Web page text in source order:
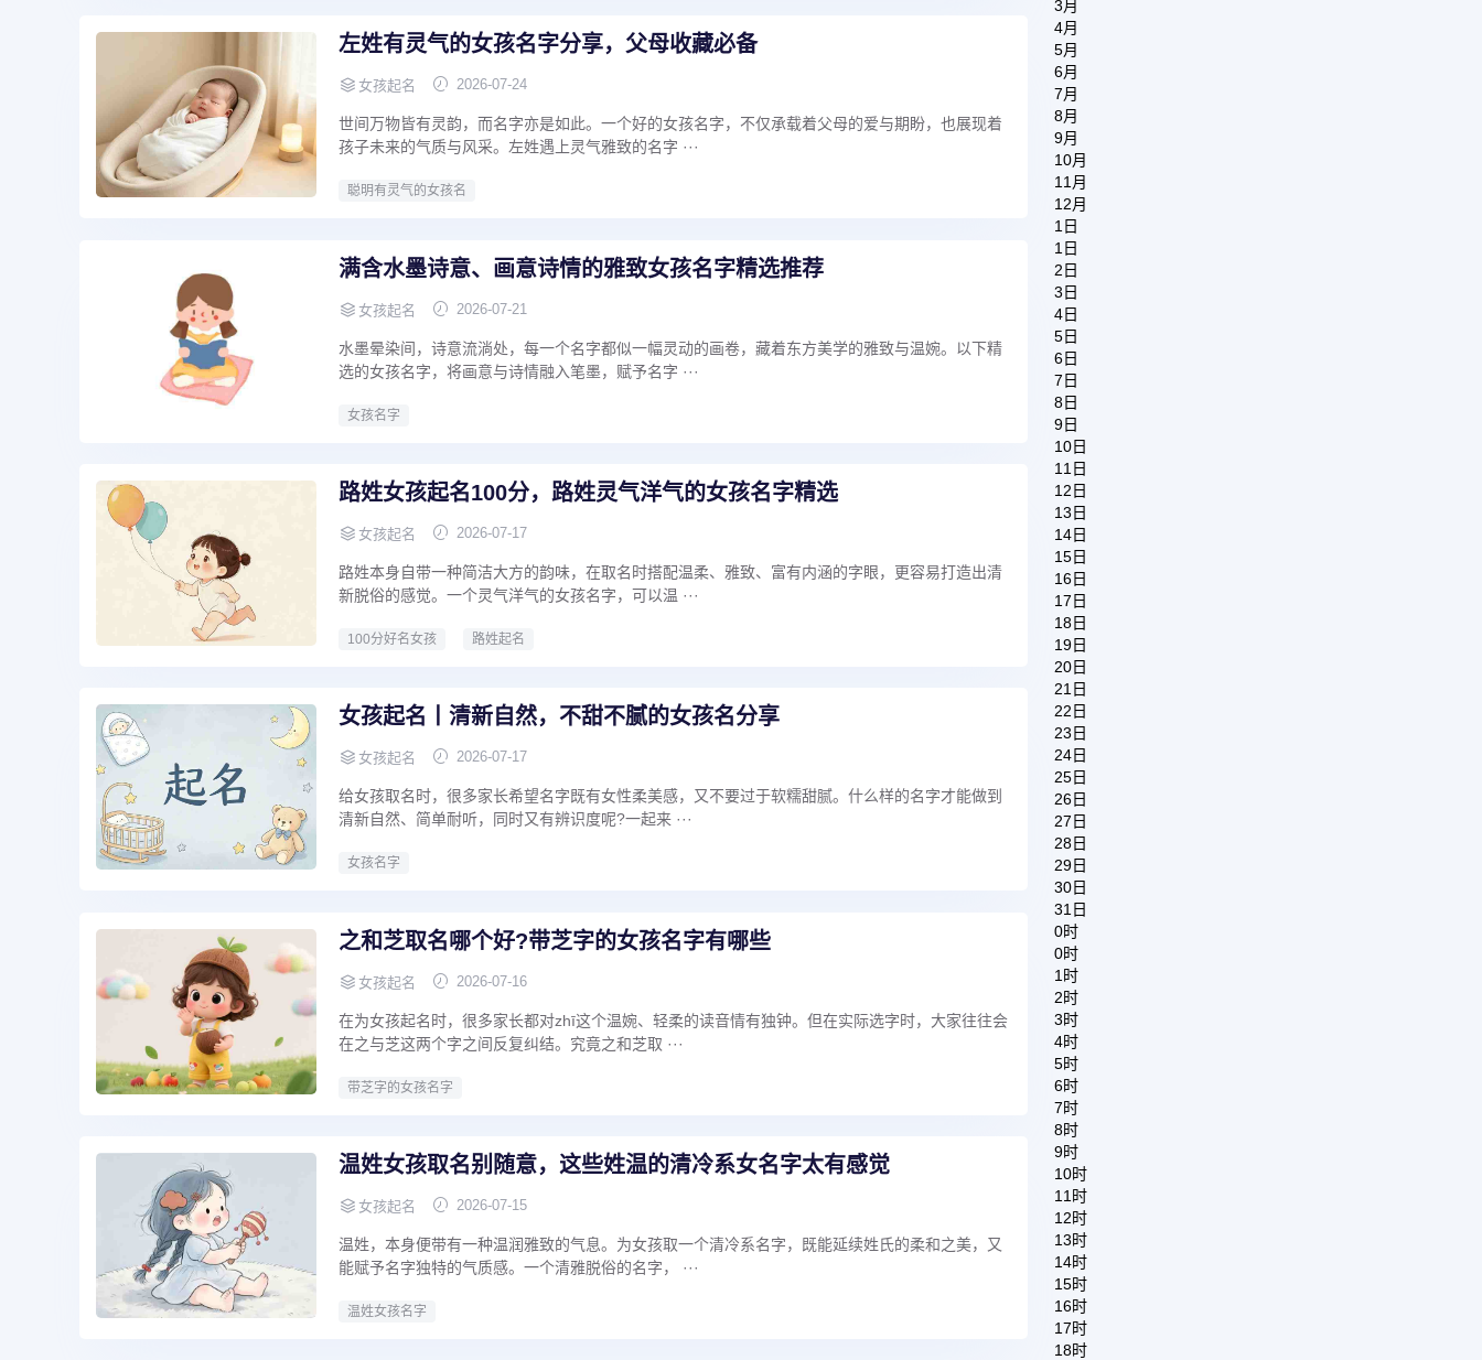
左姓有灵气的女孩名字分享，父母收藏必备
女孩起名 2026-07-24
世间万物皆有灵韵，而名字亦是如此。一个好的女孩名字，不仅承载着父母的爱与期盼，也展现着
孩子未来的气质与风采。左姓遇上灵气雅致的名字 ···
聪明有灵气的女孩名
满含水墨诗意、画意诗情的雅致女孩名字精选推荐
女孩起名 2026-07-21
水墨晕染间，诗意流淌处，每一个名字都似一幅灵动的画卷，藏着东方美学的雅致与温婉。以下精
选的女孩名字，将画意与诗情融入笔墨，赋予名字 ···
女孩名字
路姓女孩起名100分，路姓灵气洋气的女孩名字精选
女孩起名 2026-07-17
路姓本身自带一种简洁大方的韵味，在取名时搭配温柔、雅致、富有内涵的字眼，更容易打造出清
新脱俗的感觉。一个灵气洋气的女孩名字，可以温 ···
100分好名女孩 路姓起名
女孩起名丨清新自然，不甜不腻的女孩名分享
女孩起名 2026-07-17
给女孩取名时，很多家长希望名字既有女性柔美感，又不要过于软糯甜腻。什么样的名字才能做到
清新自然、简单耐听，同时又有辨识度呢?一起来 ···
女孩名字
之和芝取名哪个好?带芝字的女孩名字有哪些
女孩起名 2026-07-16
在为女孩起名时，很多家长都对zhī这个温婉、轻柔的读音情有独钟。但在实际选字时，大家往往会
在之与芝这两个字之间反复纠结。究竟之和芝取 ···
带芝字的女孩名字
温姓女孩取名别随意，这些姓温的清冷系女名字太有感觉
女孩起名 2026-07-15
温姓，本身便带有一种温润雅致的气息。为女孩取一个清冷系名字，既能延续姓氏的柔和之美，又
能赋予名字独特的气质感。一个清雅脱俗的名字， ···
温姓女孩名字
3月
4月
5月
6月
7月
8月
9月
10月
11月
12月
1日
1日
2日
3日
4日
5日
6日
7日
8日
9日
10日
11日
12日
13日
14日
15日
16日
17日
18日
19日
20日
21日
22日
23日
24日
25日
26日
27日
28日
29日
30日
31日
0时
0时
1时
2时
3时
4时
5时
6时
7时
8时
9时
10时
11时
12时
13时
14时
15时
16时
17时
18时